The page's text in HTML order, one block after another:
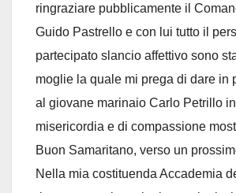
ringraziare pubblicamente il
Guido Pastrello e con lui tutto il
partecipato slancio affettivo sono
moglie la quale mi prega di dare in
al giovane marinaio Carlo Petrillo
misericordia e di compassione
Buon Samaritano, verso un
Nella mia costituenda Accademia